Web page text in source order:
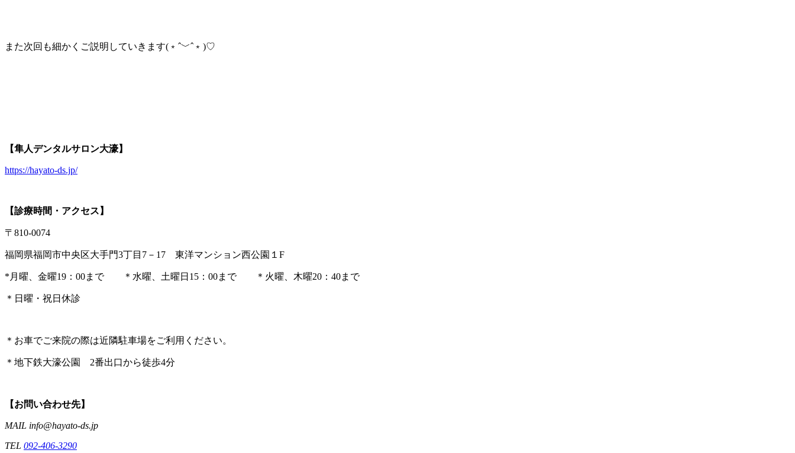
また次回も細かくご説明していきます(﹡ˆ﹀ˆ﹡)♡
【隼人デンタルサロン大濠】
https://hayato-ds.jp/
【診療時間・アクセス】
〒810-0074
福岡県福岡市中央区大手門3丁目7－17 東洋マンション西公園１F
*月曜、金曜19：00まで ＊水曜、土曜日15：00まで ＊火曜、木曜20：40まで
＊日曜・祝日休診
＊お車でご来院の際は近隣駐車場をご利用ください。
＊地下鉄大濠公園 2番出口から徒歩4分
【お問い合わせ先】
MAIL info@hayato-ds.jp
TEL 092-406-3290